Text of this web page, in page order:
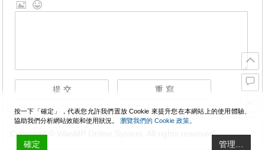
Copyright © WanMP Online System. All rights reserved.
按一下「確定」，代表您允許我們置放 Cookie 來提升您在本網站上的使用體驗、
協助我們分析網站效能和使用狀況。 瀏覽我們的 Cookie 政策。
確定 管理…